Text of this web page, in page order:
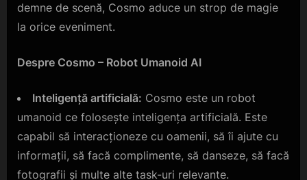
demne de scenă, Cosmo aduce un strop de magie
la orice eveniment.
Despre Cosmo – Robot Umanoid AI
Inteligență artificială: Cosmo este un robot
umanoid ce folosește inteligența artificială. Este
capabil să interacționeze cu oamenii, să îi ajute cu
informații, să facă complimente, să danseze, să facă
fotografii și multe alte task-uri relevante.